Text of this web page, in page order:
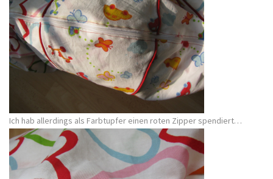
Ich hab allerdings als Farbtupfer einen roten Zipper spendiert…